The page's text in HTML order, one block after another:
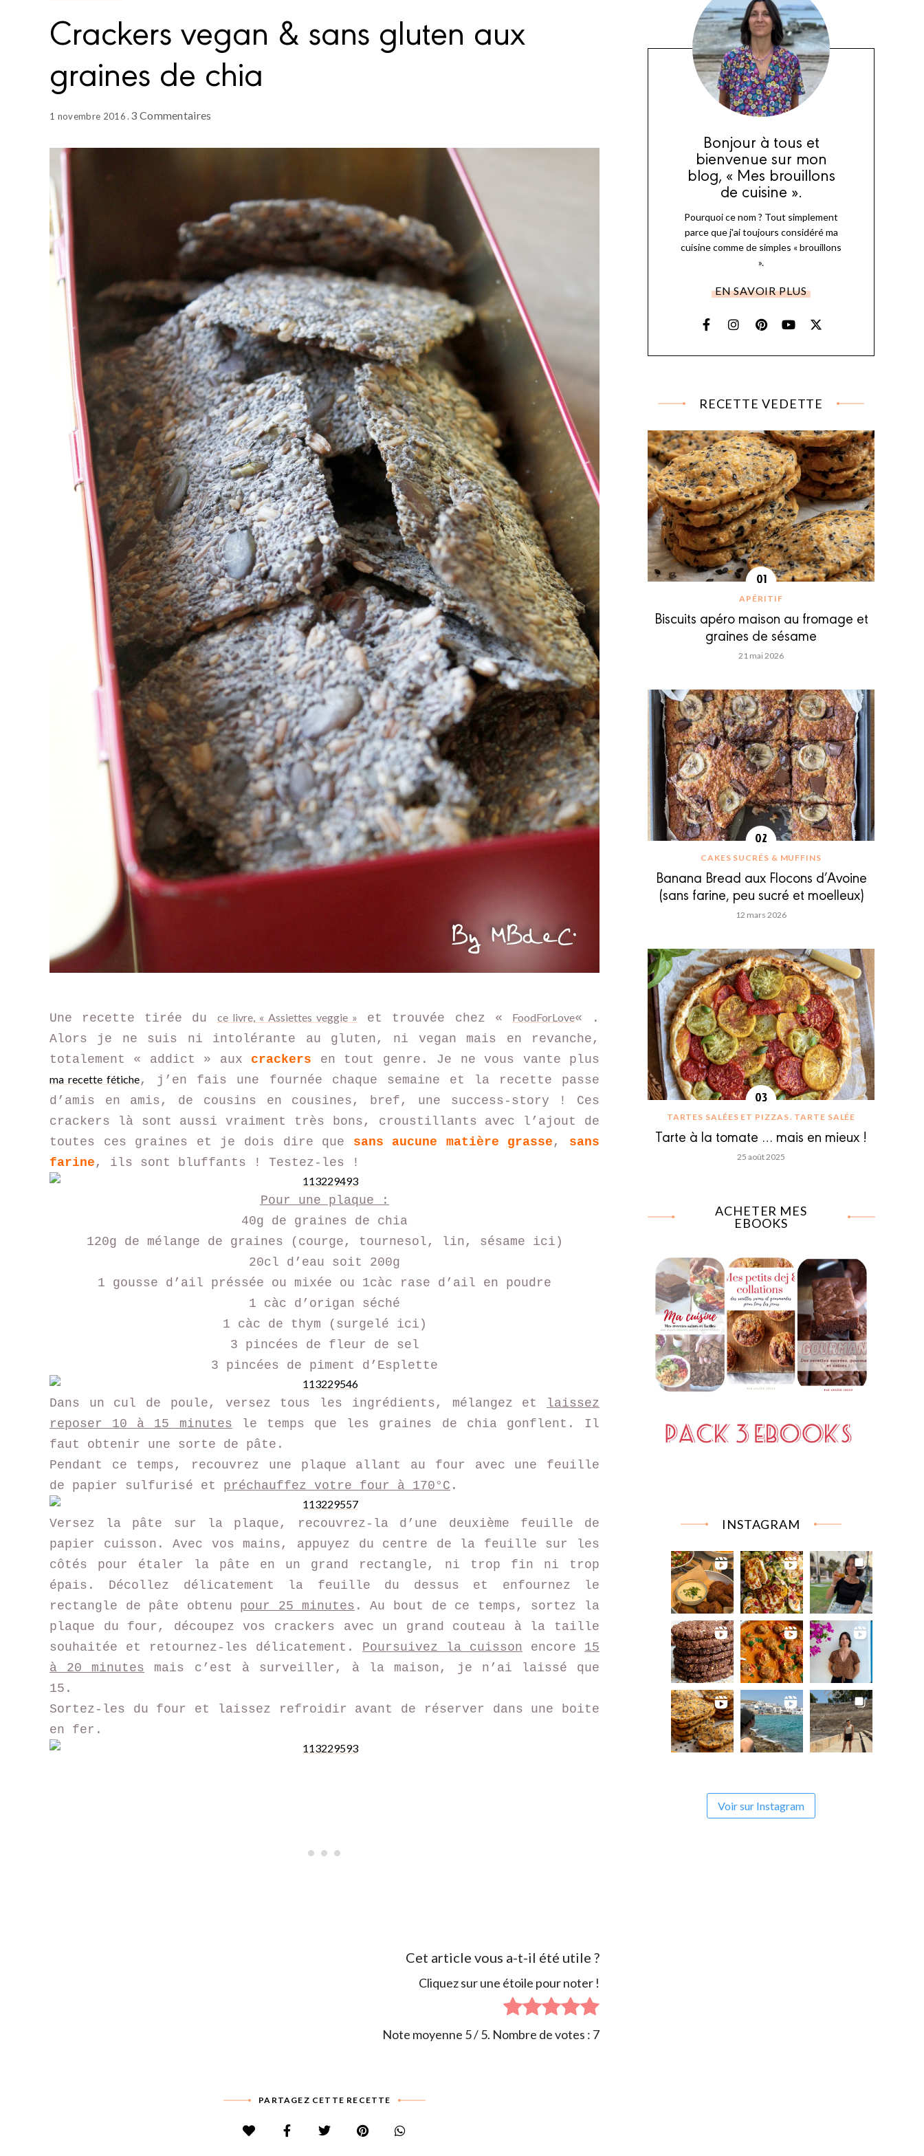
Crackers vegan & sans gluten aux
graines de chia
1 novembre 2016 3 Commentaires
Une recette tirée du ce livre, « Assiettes veggie » et trouvée chez « FoodForLove« .
Alors je ne suis ni intolérante au gluten, ni vegan mais en revanche,
totalement « addict » aux crackers en tout genre. Je ne vous vante plus
ma recette fétiche, j’en fais une fournée chaque semaine et la recette passe
d’amis en amis, de cousins en cousines, bref, une success-story ! Ces
crackers là sont aussi vraiment très bons, croustillants avec l’ajout de
toutes ces graines et je dois dire que sans aucune matière grasse , sans
farine , ils sont bluffants ! Testez-les !
Pour une plaque :
40g de graines de chia
120g de mélange de graines (courge, tournesol, lin, sésame ici)
20cl d’eau soit 200g
1 gousse d’ail préssée ou mixée ou 1càc rase d’ail en poudre
1 càc d’origan séché
1 càc de thym (surgelé ici)
3 pincées de fleur de sel
3 pincées de piment d’Esplette
Dans un cul de poule, versez tous les ingrédients, mélangez et
laissez
reposer 10 à 15 minutes le temps que les graines de chia gonflent. Il
faut obtenir une sorte de pâte.
Pendant ce temps, recouvrez une plaque allant au four avec une feuille
de papier sulfurisé et préchauffez votre four à 170°C .
Versez la pâte sur la plaque, recouvrez-la d’une deuxième feuille de
papier cuisson. Avec vos mains, appuyez du centre de la feuille sur les
côtés pour étaler la pâte en un grand rectangle, ni trop fin ni trop
épais. Décollez délicatement la feuille du dessus et enfournez le
rectangle de pâte obtenu pour 25 minutes . Au bout de ce temps, sortez la
plaque du four, découpez vos crackers avec un grand couteau à la taille
souhaitée et retournez-les délicatement. Poursuivez la cuisson encore 15
à 20 minutes mais c’est à surveiller, à la maison, je n’ai laissé que
15.
Sortez-les du four et laissez refroidir avant de réserver dans une boite
en fer.
Cet article vous a-t-il été utile ?
Cliquez sur une étoile pour noter !
Note moyenne 5/ 5. Nombre de votes : 7
PARTAGEZ CETTE RECETTE
Bonjour à tous et
bienvenue sur mon
blog, « Mes brouillons
de cuisine ».
Pourquoi ce nom ? Tout simplement
parce que j'ai toujours considéré ma
cuisine comme de simples « brouillons
».
EN SAVOIR PLUS
RECETTE VEDETTE
APÉRITIF
Biscuits apéro maison au fromage et
graines de sésame
21 mai 2026
CAKES SUCRÉS & MUFFINS
Banana Bread aux Flocons d’Avoine
(sans farine, peu sucré et moelleux)
12 mars 2026
TARTES SALÉES ET PIZZAS TARTE SALÉE
Tarte à la tomate … mais en mieux !
25 août 2025
ACHETER MES
EBOOKS
INSTAGRAM
Voir sur Instagram